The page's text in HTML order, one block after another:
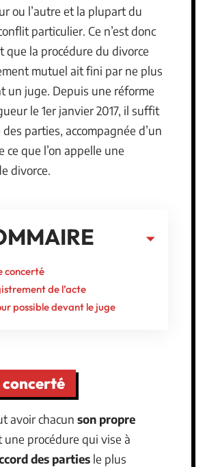
ou l’autre et la plupart du
particulier. Ce n’est donc
que la procédure du divorce
mutuel ait fini par ne plus
un juge. Depuis une réforme
le 1er janvier 2017, il suffit
parties, accompagnée d’un
ce que l’on appelle une
divorce.
concerté
de l’acte
possible devant le juge
concerté
avoir chacun son propre
une procédure qui vise à
des parties le plus